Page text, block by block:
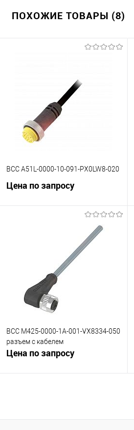
ПОХОЖИЕ ТОВАРЫ (8)
BCC A51L-0000-10-091-PX0LW8-020
Цена по запросу
В корзину
BCC M425-0000-1A-001-VX8334-050
разъем с кабелем
Цена по запросу